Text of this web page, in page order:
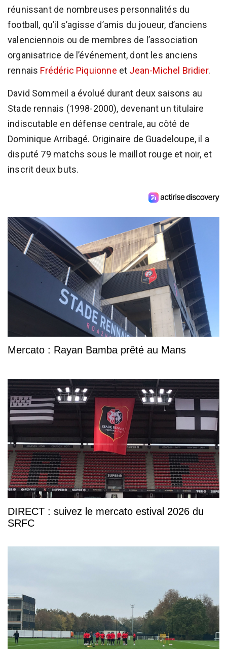
réunissant de nombreuses personnalités du
football, qu’il s’agisse d’amis du joueur, d’anciens
valenciennois ou de membres de l’association
organisatrice de l’événement, dont les anciens
rennais Frédéric Piquionne et Jean-Michel Bridier.
David Sommeil a évolué durant deux saisons au
Stade rennais (1998-2000), devenant un titulaire
indiscutable en défense centrale, au côté de
Dominique Arribagé. Originaire de Guadeloupe, il a
disputé 79 matchs sous le maillot rouge et noir, et
inscrit deux buts.
Mercato : Rayan Bamba prêté au Mans
DIRECT : suivez le mercato estival 2026 du
SRFC